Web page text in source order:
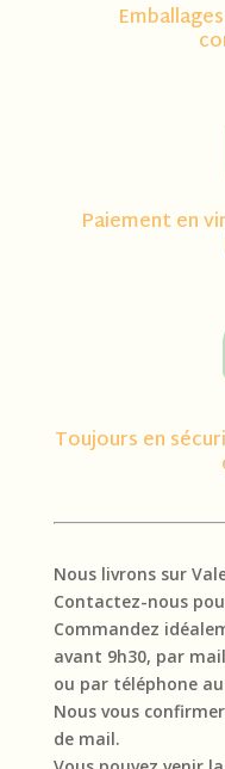
Paiement en
Toujours en
Nous livrons sur
Contactez-nous
Commandez
avant 9h30, par
ou par téléphone au
Nous vous
de mail.